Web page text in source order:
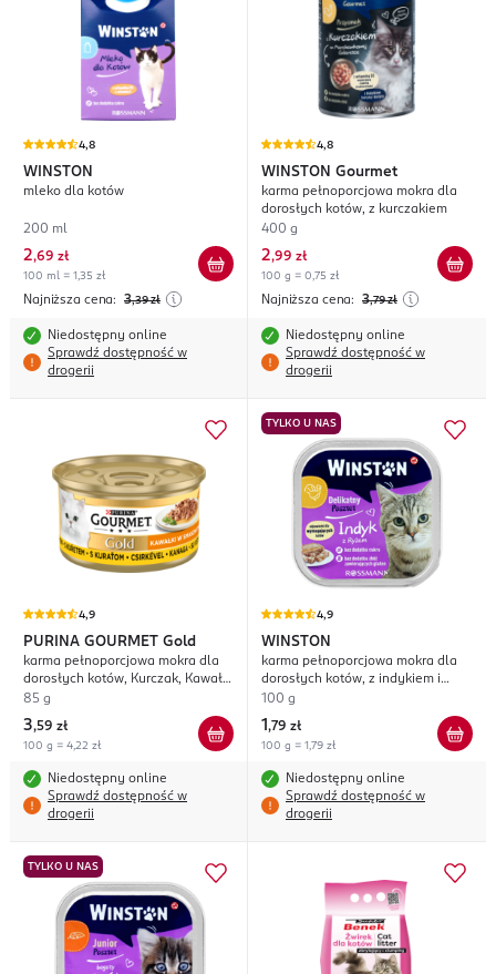
4,8
WINSTON
mleko dla kotów
200 ml
2,69 zł
100 ml = 1,35 zł
Najniższa cena: 3,39 zł
Niedostępny online
Sprawdź dostępność w
drogerii
4,8
WINSTON Gourmet
karma pełnoporcjowa mokra dla
dorosłych kotów, z kurczakiem
400 g
2,99 zł
100 g = 0,75 zł
Najniższa cena: 3,79 zł
Niedostępny online
Sprawdź dostępność w
drogerii
4,9
PURINA GOURMET Gold
karma pełnoporcjowa mokra dla
dorosłych kotów, Kurczak, Kawałki
w smakowitym Sosie
85 g
3,59 zł
100 g = 4,22 zł
Niedostępny online
Sprawdź dostępność w
drogerii
TYLKO U NAS
4,9
WINSTON
karma pełnoporcjowa mokra dla
dorosłych kotów, z indykiem i
ryżem
100 g
1 ,79 zł
100 g = 1,79 zł
Niedostępny online
Sprawdź dostępność w
drogerii
TYLKO U NAS